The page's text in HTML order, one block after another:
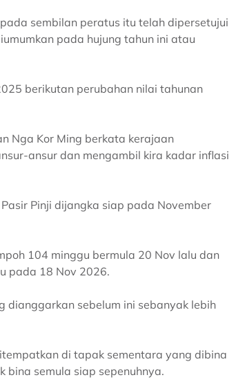
sembilan peratus itu telah dipersetujui
pada hujung tahun ini atau
berikutan perubahan nilai tahunan
Nga Kor Ming berkata kerajaan
ansur dan mengambil kira kadar inflasi
Pinji dijangka siap pada November
104 minggu bermula 20 Nov lalu dan
pada 18 Nov 2026.
dianggarkan sebelum ini sebanyak lebih
di tapak sementara yang dibina
bina semula siap sepenuhnya.